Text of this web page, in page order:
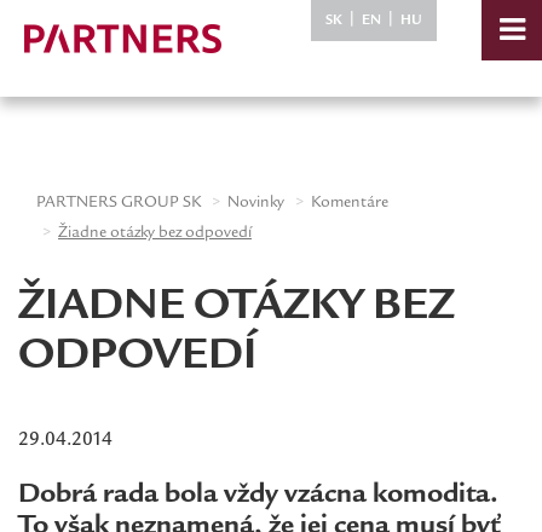
SK EN HU
PARTNERS GROUP SK Novinky
Komentáre
Žiadne otázky bez odpovedí
ŽIADNE OTÁZKY BEZ
ODPOVEDÍ
29.04.2014
Dobrá rada bola vždy vzácna komodita.